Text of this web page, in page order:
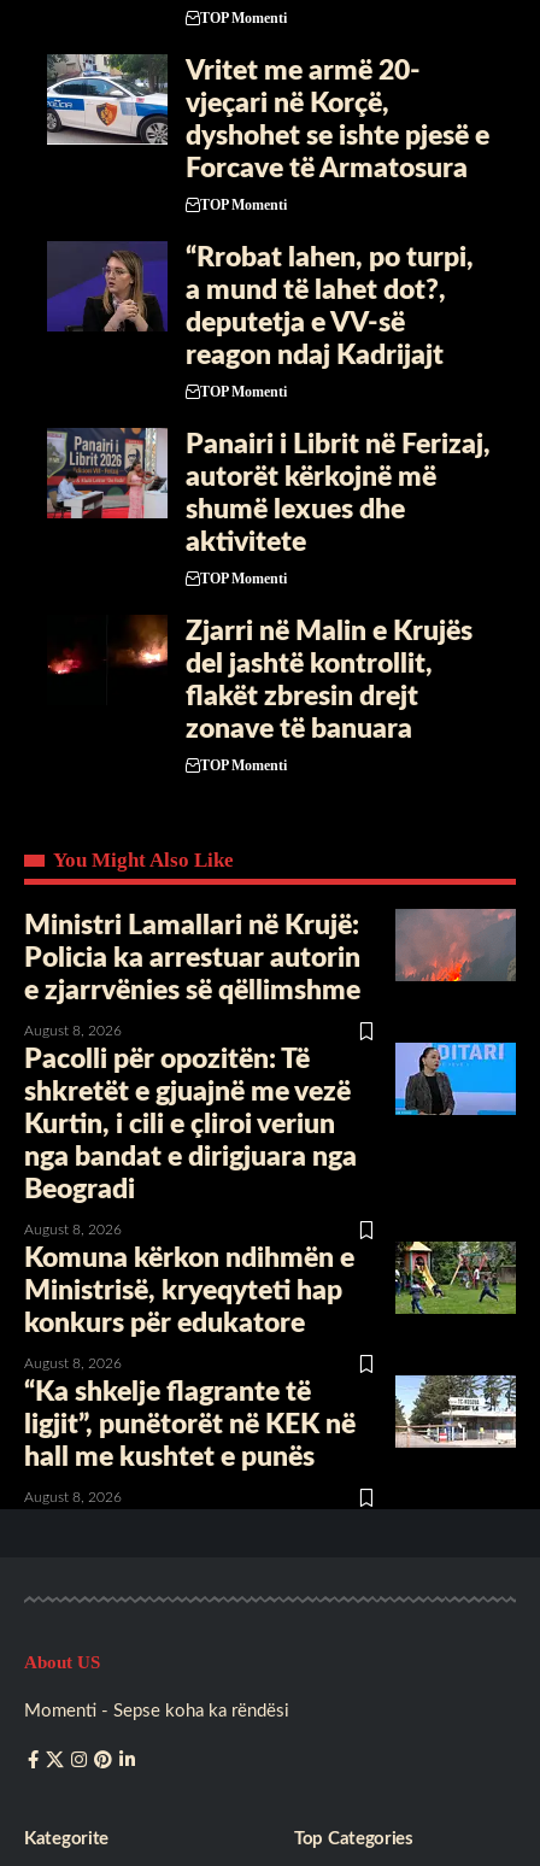
TOP Momenti
Vritet me armë 20-
vjeçari në Korçë,
dyshohet se ishte pjesë e
Forcave të Armatosura
TOP Momenti
“Rrobat lahen, po turpi,
a mund të lahet dot?,
deputetja e VV-së
reagon ndaj Kadrijajt
TOP Momenti
Panairi i Librit në Ferizaj,
autorët kërkojnë më
shumë lexues dhe
aktivitete
TOP Momenti
Zjarri në Malin e Krujës
del jashtë kontrollit,
flakët zbresin drejt
zonave të banuara
TOP Momenti
You Might Also Like
Ministri Lamallari në Krujë:
Policia ka arrestuar autorin
e zjarrvënies së qëllimshme
August 8, 2026
Pacolli për opozitën: Të
shkretët e gjuajnë me vezë
Kurtin, i cili e çliroi veriun
nga bandat e dirigjuara nga
Beogradi
August 8, 2026
Komuna kërkon ndihmën e
Ministrisë, kryeqyteti hap
konkurs për edukatore
August 8, 2026
“Ka shkelje flagrante të
ligjit”, punëtorët në KEK në
hall me kushtet e punës
August 8, 2026
About US
Momenti - Sepse koha ka rëndësi
Kategorite Top Categories